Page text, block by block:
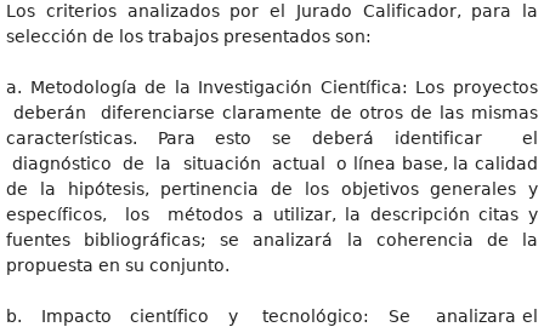
Los criterios analizados por el Jurado Calificador, para la
selección de los trabajos presentados son:
a. Metodología de la Investigación Científica: Los proyectos
deberán diferenciarse claramente de otros de las mismas
características. Para esto se deberá identificar el
diagnóstico de la situación actual o línea base, la calidad
de la hipótesis, pertinencia de los objetivos generales y
específicos, los métodos a utilizar, la descripción citas y
fuentes bibliográficas; se analizará la coherencia de la
propuesta en su conjunto.
b. Impacto científico y tecnológico: Se analizara el